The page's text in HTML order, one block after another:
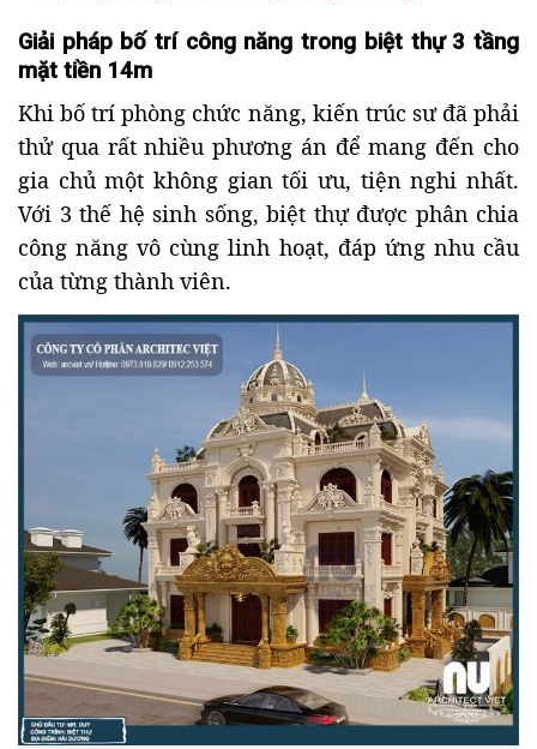
Giải pháp bố trí công năng trong biệt thự 3 tầng
mặt tiền 14m
Khi bố trí phòng chức năng, kiến trúc sư đã phải
thử qua rất nhiều phương án để mang đến cho
gia chủ một không gian tối ưu, tiện nghi nhất.
Với 3 thế hệ sinh sống, biệt thự được phân chia
công năng vô cùng linh hoạt, đáp ứng nhu cầu
của từng thành viên.